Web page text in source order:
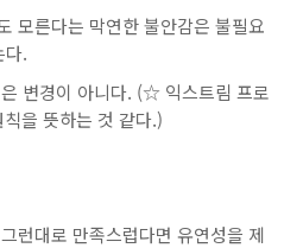
모른다는 막연한 불안감은 불필요
다.
변경이 아니다. (☆ 익스트림 프로
을 뜻하는 것 같다.)
런대로 만족스럽다면 유연성을 제